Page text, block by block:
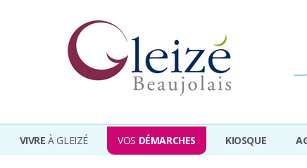
Ville de Gleizé en beaujolais
VIVRE À GLEIZÉ VOS DÉMARCHES KIOSQUE